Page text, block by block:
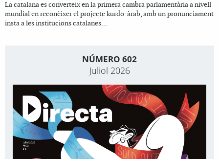
La catalana es converteix en la primera cambra parlamentària a nivell
mundial en reconèixer el projecte kurdo-àrab, amb un pronunciament
insta a les institucions catalanes...
NÚMERO 602
Juliol 2026